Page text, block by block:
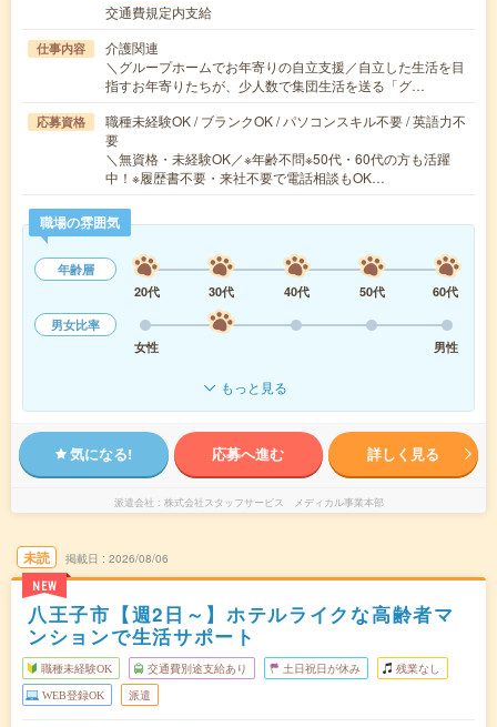
交通費規定内支給
仕事内容
介護関連
＼グループホームでお年寄りの自立支援／自立した生活を目
指すお年寄りたちが、少人数で集団生活を送る「グ…
応募資格
職種未経験OK / ブランクOK / パソコンスキル不要 / 英語力不
要
＼無資格・未経験OK／※年齢不問※50代・60代の方も活躍
中！※履歴書不要・来社不要で電話相談もOK…
職場の雰囲気
年齢層
20代
30代 40代 50代
60代
男女比率
女性
男性
もっと見る
気になる! 応募へ進む 詳しく見る
派遣会社 株式会社スタッフサービス メディカル事業本部
未読
NEW
掲載日 2026/08/06
八王子市【週2日～】ホテルライクな高齢者マ
ンションで生活サポート
職種未経験OK 交通費別途支給あり 土日祝日が休み 残業なし
WEB登録OK 派遣